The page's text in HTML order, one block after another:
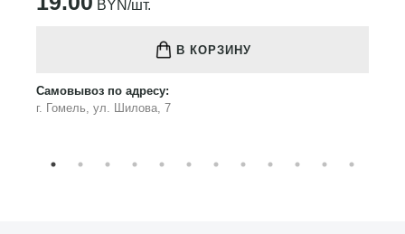
BYN/шт.
В КОРЗИНУ
Самовывоз по адресу:
г. Гомель, ул. Шилова, 7